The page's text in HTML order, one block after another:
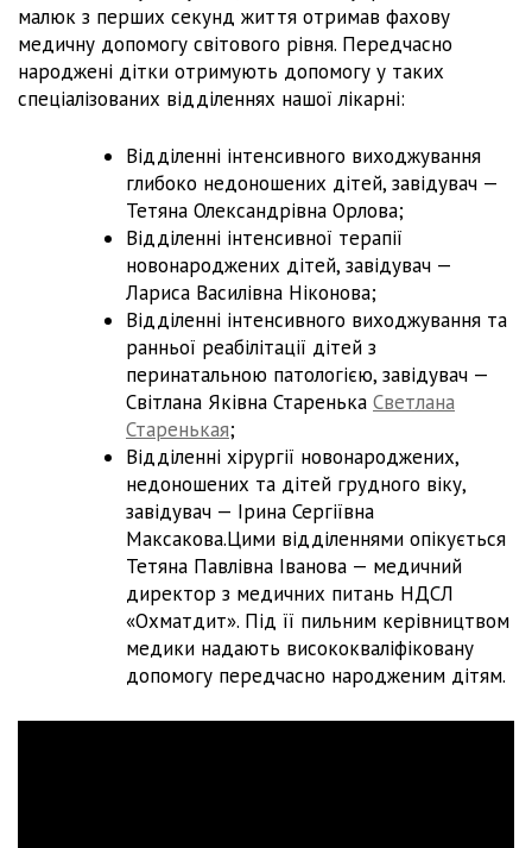
малюк з перших секунд життя отримав фахову
медичну допомогу світового рівня. Передчасно
народжені дітки отримують допомогу у таких
спеціалізованих відділеннях нашої лікарні:
Відділенні інтенсивного виходжування
глибоко недоношених дітей, завідувач —
Тетяна Олександрівна Орлова;
Відділенні інтенсивної терапії
новонароджених дітей, завідувач —
Лариса Василівна Ніконова;
Відділенні інтенсивного виходжування та
ранньої реабілітації дітей з
перинатальною патологією, завідувач —
Світлана Яківна Старенька Светлана
Старенькая;
Відділенні хірургії новонароджених,
недоношених та дітей грудного віку,
завідувач — Ірина Сергіївна
Максакова.Цими відділеннями опікується
Тетяна Павлівна Іванова — медичний
директор з медичних питань НДСЛ
«Охматдит». Під її пильним керівництвом
медики надають висококваліфіковану
допомогу передчасно народженим дітям.